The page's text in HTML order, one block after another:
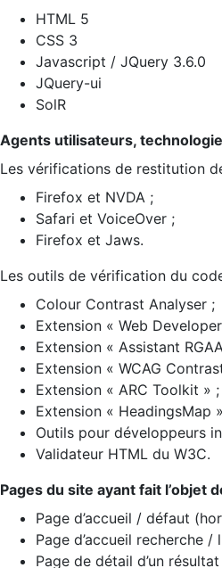
HTML 5
CSS 3
Javascript / JQuery 3.6.0
JQuery-ui
SolR
Agents utilisateurs,
Les vérifications de restitution
Firefox et NVDA ;
Safari et VoiceOver ;
Firefox et Jaws.
Les outils de vérification du
Colour Contrast Analyser ;
Extension « Web
Extension « Assistant
Extension « WCAG
Extension « ARC Toolkit » ;
Extension « HeadingsMap
Outils pour développeurs
Validateur HTML du W3C.
Pages du site ayant fait l’objet
Page d’accueil / défaut
Page d’accueil recherche
Page de détail d’un résultat